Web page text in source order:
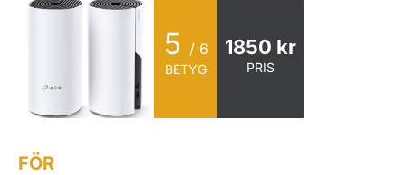
5 / 6
BETYG
1850 kr
PRIS
FÖR